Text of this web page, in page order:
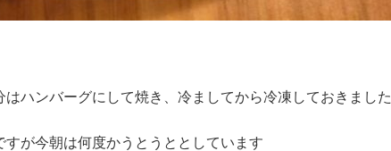
ハンバーグにして焼き、冷ましてから冷凍しておきました
が今朝は何度かうとうととしています